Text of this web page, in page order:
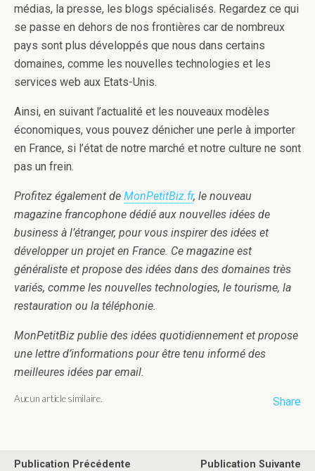
médias, la presse, les blogs spécialisés. Regardez ce qui
se passe en dehors de nos frontières car de nombreux
pays sont plus développés que nous dans certains
domaines, comme les nouvelles technologies et les
services web aux Etats-Unis.
Ainsi, en suivant l’actualité et les nouveaux modèles
économiques, vous pouvez dénicher une perle à importer
en France, si l’état de notre marché et notre culture ne sont
pas un frein.
Profitez également de MonPetitBiz.fr, le nouveau
magazine francophone dédié aux nouvelles idées de
business à l’étranger, pour vous inspirer des idées et
développer un projet en France. Ce magazine est
généraliste et propose des idées dans des domaines très
variés, comme les nouvelles technologies, le tourisme, la
restauration ou la téléphonie.
MonPetitBiz publie des idées quotidiennement et propose
une lettre d’informations pour être tenu informé des
meilleures idées par email.
Share
Aucun article similaire.
Publication Précédente
Publication Suivante